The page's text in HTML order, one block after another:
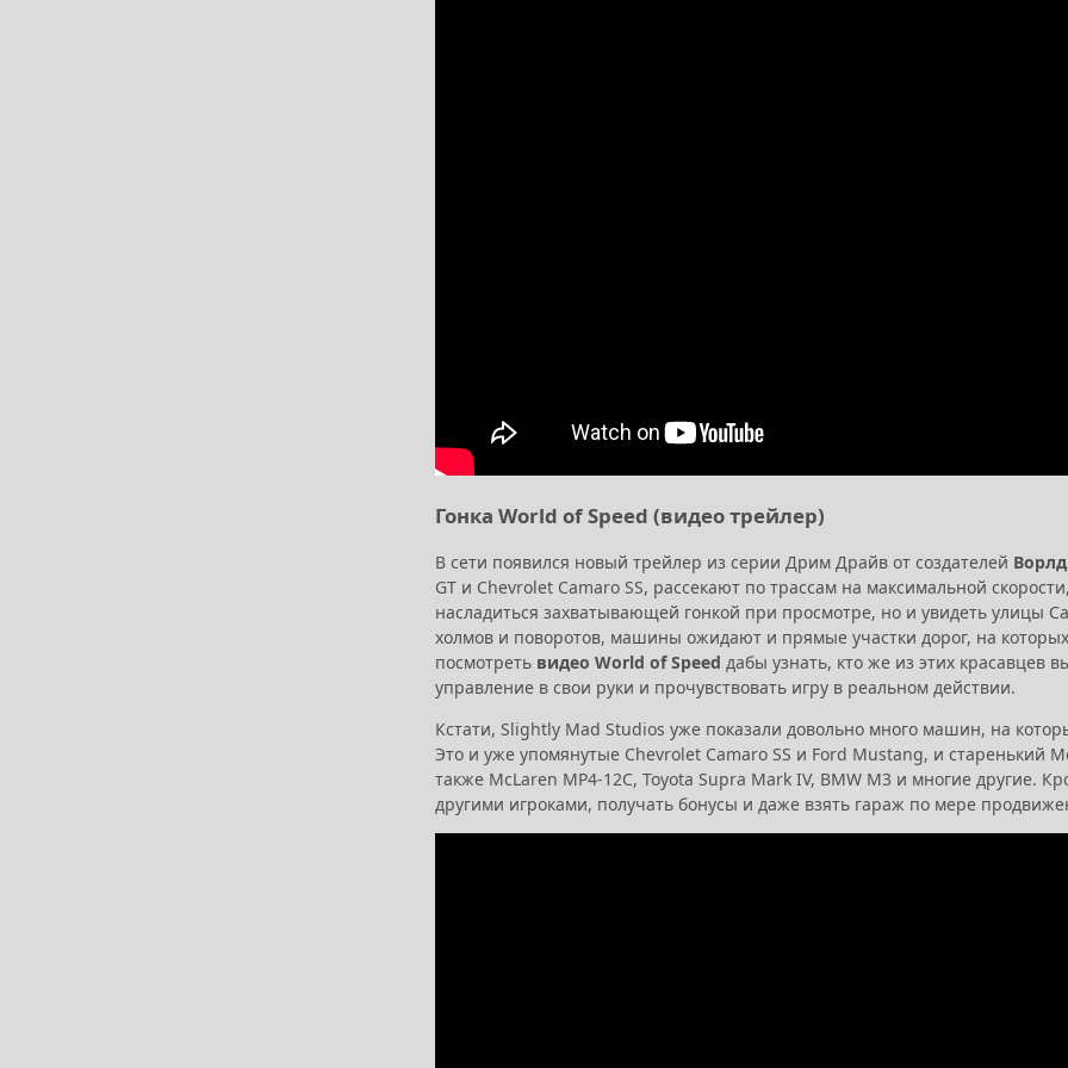
Гонка World of Speed (видео трейлер)
В сети появился новый трейлер из серии Дрим Драйв от создателей
GT и Chevrolet Camaro SS, рассекают по трассам на максимальной
насладиться захватывающей гонкой при просмотре, но и увидеть улицы
холмов и поворотов, машины ожидают и прямые участки дорог, на
посмотреть видео World of Speed дабы узнать, кто же из этих красавцев
управление в свои руки и прочувствовать игру в реальном действии.
Кстати, Slightly Mad Studios уже показали довольно много машин, на
Это и уже упомянутые Chevrolet Camaro SS и Ford Mustang, и старенький
также McLaren MP4-12C, Toyota Supra Mark IV, BMW M3 и многие другие.
другими игроками, получать бонусы и даже взять гараж по мере